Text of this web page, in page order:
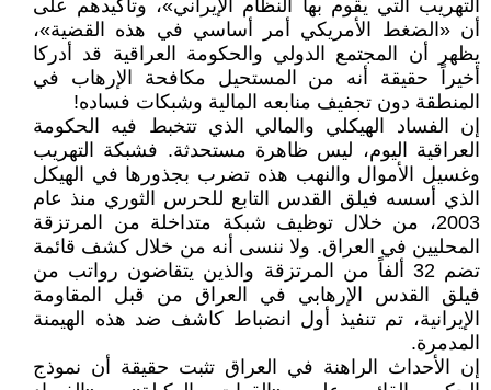
التهريب التي يقوم بها النظام الإيراني»، وتأكيدهم على
أن «الضغط الأمريكي أمر أساسي في هذه القضية»،
يظهر أن المجتمع الدولي والحكومة العراقية قد أدركا
أخيراً حقيقة أنه من المستحيل مكافحة الإرهاب في
المنطقة دون تجفيف منابعه المالية وشبكات فساده!
إن الفساد الهيكلي والمالي الذي تتخبط فيه الحكومة
العراقية اليوم، ليس ظاهرة مستحدثة. فشبكة التهريب
وغسيل الأموال والنهب هذه تضرب بجذورها في الهيكل
الذي أسسه فيلق القدس التابع للحرس الثوري منذ عام
2003، من خلال توظيف شبكة متداخلة من المرتزقة
المحليين في العراق. ولا ننسى أنه من خلال كشف قائمة
تضم 32 ألفاً من المرتزقة والذين يتقاضون رواتب من
فيلق القدس الإرهابي في العراق من قبل المقاومة
الإيرانية، تم تنفيذ أول انضباط كاشف ضد هذه الهيمنة
المدمرة.
إن الأحداث الراهنة في العراق تثبت حقيقة أن نموذج